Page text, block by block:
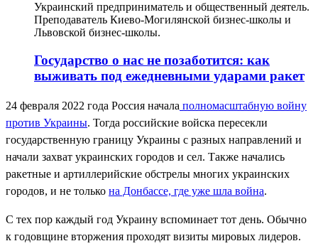
Украинский предприниматель и общественный деятель.
Преподаватель Киево-Могилянской бизнес-школы и
Львовской бизнес-школы.
Государство о нас не позаботится: как
выживать под ежедневными ударами ракет
24 февраля 2022 года Россия начала полномасштабную войну
против Украины. Тогда российские войска пересекли
государственную границу Украины с разных направлений и
начали захват украинских городов и сел. Также начались
ракетные и артиллерийские обстрелы многих украинских
городов, и не только на Донбассе, где уже шла война.
С тех пор каждый год Украину вспоминает тот день. Обычно
к годовщине вторжения проходят визиты мировых лидеров.